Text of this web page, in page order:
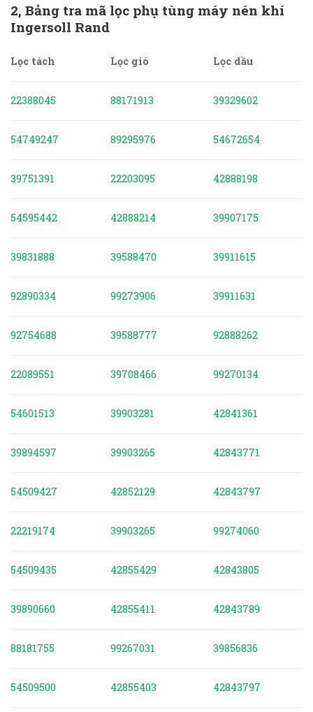
2, Bảng tra mã lọc phụ tùng máy nén khí
Ingersoll Rand
Lọc tách Lọc gió Lọc dầu
22388045 88171913 39329602
54749247 89295976 54672654
39751391 22203095 42888198
54595442 42888214 39907175
39831888 39588470 39911615
92890334 99273906 39911631
92754688 39588777 92888262
22089551 39708466 99270134
54601513 39903281 42841361
39894597 39903265 42843771
54509427 42852129 42843797
22219174 39903265 99274060
54509435 42855429 42843805
39890660 42855411 42843789
88181755 99267031 39856836
54509500 42855403 42843797